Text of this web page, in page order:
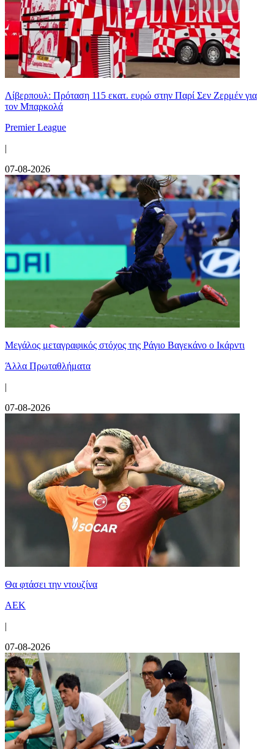
Λίβερπουλ: Πρόταση 115 εκατ. ευρώ στην Παρί Σεν Ζερμέν για
τον Μπαρκολά
Premier League
|
07-08-2026
Μεγάλος μεταγραφικός στόχος της Ράγιο Βαγεκάνο ο Ικάρντι
Άλλα Πρωταθλήματα
|
07-08-2026
Θα φτάσει την ντουζίνα
ΑΕΚ
|
07-08-2026